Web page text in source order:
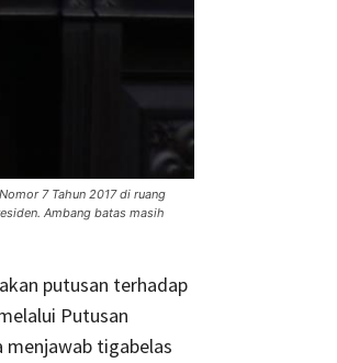
7 Tahun 2017 di ruang
Ambang batas masih
putusan terhadap
Putusan
menjawab tigabelas